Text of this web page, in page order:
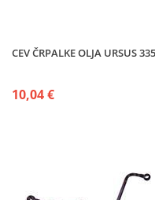
CEV ČRPALKE OLJA URSUS 335
10,04 €